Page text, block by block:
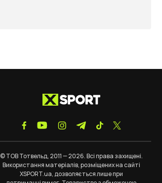
© ТОВ Тотвельд, 2011 — 2026. Всі права захищені.
Використання матеріалів, розміщених на сайті
XSPORT.ua, дозволяється лише при